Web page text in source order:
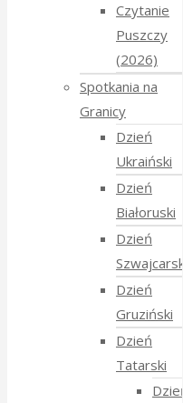
Czytanie
Puszczy
(2026)
Spotkania na
Granicy
Dzień
Ukraiński
Dzień
Białoruski
Dzień
Szwajcarski
Dzień
Gruziński
Dzień
Tatarski
Dzień